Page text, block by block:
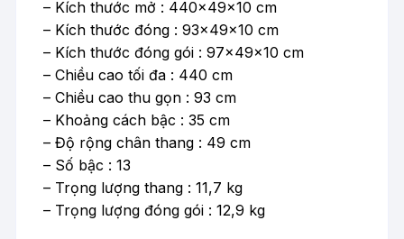
– Kích thước mở : 440x49x10 cm
– Kích thước đóng : 93x49x10 cm
– Kích thước đóng gói : 97x49x10 cm
– Chiều cao tối đa : 440 cm
– Chiều cao thu gọn : 93 cm
– Khoảng cách bậc : 35 cm
– Độ rộng chân thang : 49 cm
– Số bậc : 13
– Trọng lượng thang : 11,7 kg
– Trọng lượng đóng gói : 12,9 kg